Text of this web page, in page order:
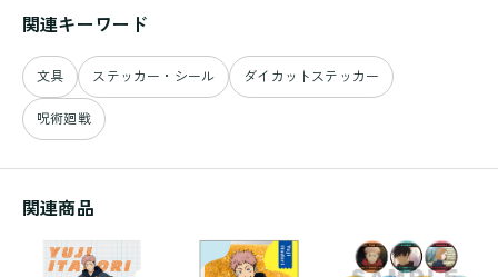
関連キーワード
文具 ステッカー・シール ダイカットステッカー
呪術廻戦
関連商品